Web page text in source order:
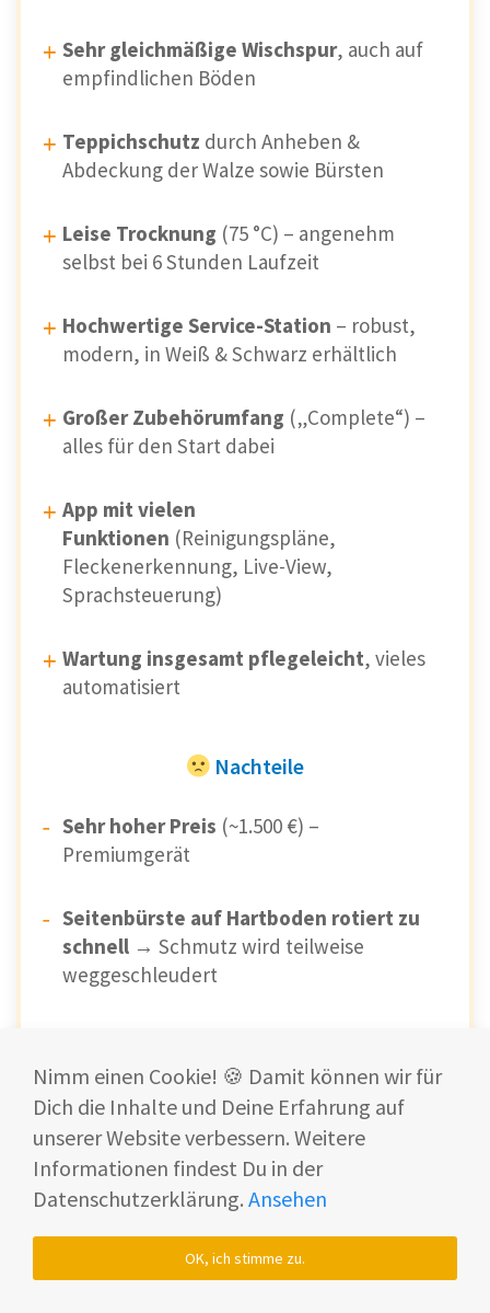
Sehr gleichmäßige Wischspur, auch auf
empfindlichen Böden
Teppichschutz durch Anheben &
Abdeckung der Walze sowie Bürsten
Leise Trocknung (75 °C) – angenehm
selbst bei 6 Stunden Laufzeit
Hochwertige Service-Station – robust,
modern, in Weiß & Schwarz erhältlich
Großer Zubehörumfang („Complete“) –
alles für den Start dabei
App mit vielen
Funktionen (Reinigungspläne,
Fleckenerkennung, Live-View,
Sprachsteuerung)
Wartung insgesamt pflegeleicht, vieles
automatisiert
Nachteile
Sehr hoher Preis (~1.500 €) –
Premiumgerät
Seitenbürste auf Hartboden rotiert zu
schnell → Schmutz wird teilweise
weggeschleudert
funktioniert nur zuverlässig bei dunklen
Flüssigkeiten
Walzentrocknung dauert lange
Stunden, andere schaffen 2h)
Station-Wanne nicht komplett
herausnehmbar→ gelegentlich manuelles
Nimm einen Cookie! 🍪 Damit können wir für
Dich die Inhalte und Deine Erfahrung auf
unserer Website verbessern. Weitere
Informationen findest Du in der
Datenschutzerklärung. Ansehen
OK, ich stimme zu.